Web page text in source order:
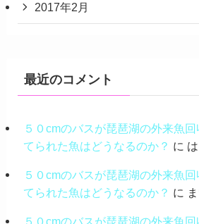
2017年2月
最近のコメント
５０cmのバスが琵琶湖の外来魚
てられた魚はどうなるのか？ に は
５０cmのバスが琵琶湖の外来魚
てられた魚はどうなるのか？ に